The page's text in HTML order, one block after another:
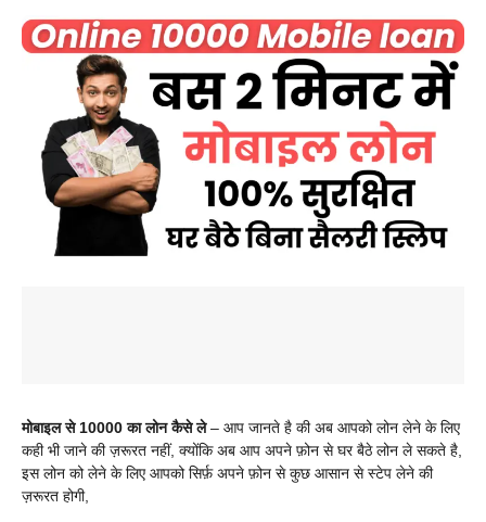
मोबाइल से 10000 का लोन कैसे ले– आप जानते है की अब आपको लोन लेने के लिए
कही भी जाने की ज़रूरत नहीं, क्योंकि अब आप अपने फ़ोन से घर बैठे लोन ले सकते है,
इस लोन को लेने के लिए आपको सिर्फ़ अपने फ़ोन से कुछ आसान से स्टेप लेने की
ज़रूरत होगी,